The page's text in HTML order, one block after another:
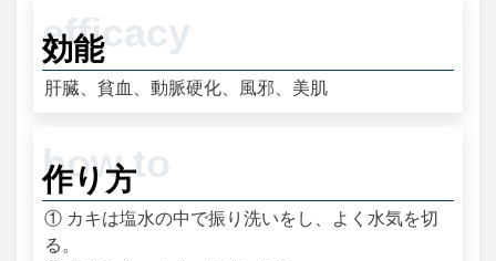
効能
肝臓、貧血、動脈硬化、風邪、美肌
作り方
① カキは塩水の中で振り洗いをし、よく水気を切
る。